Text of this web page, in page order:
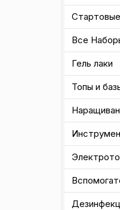
Все
Гель лаки
Топы и